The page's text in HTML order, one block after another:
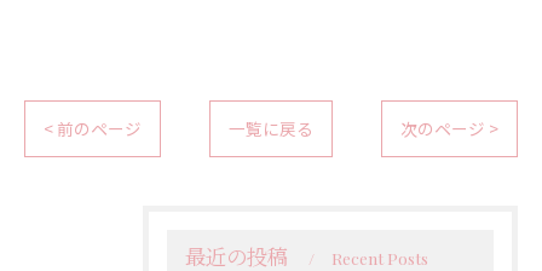
< 前のページ 一覧に戻る 次のページ >
最近の投稿 Recent Posts